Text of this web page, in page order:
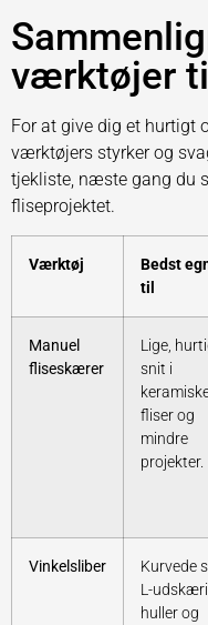
værktøjer
For at give dig et hurtigt
værktøjers styrker og
tjekliste, næste gang du
fliseprojektet.
Værktøj
Bedst
til
Manuel
fliseskærer
Lige,
snit i
fliser og
mindre
projekter.
Vinkelsliber
Kurvede
L-
huller og